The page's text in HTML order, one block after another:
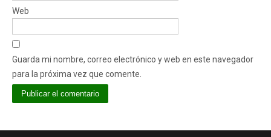
Web
Guarda mi nombre, correo electrónico y web en este navegador
para la próxima vez que comente.